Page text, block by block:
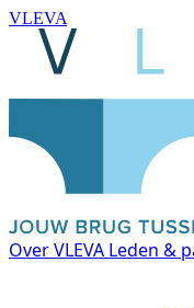
VLEVA
Over VLEVA Leden &